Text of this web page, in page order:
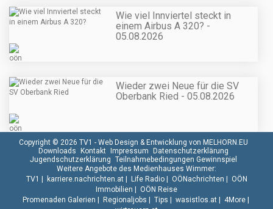
Wie viel Innviertel steckt in
einem Airbus A 320? -
05.08.2026
Wieder zwei Neue für die SV
Oberbank Ried - 05.08.2026
Copyright © 2026 TV1 - Web Design & Entwicklung von MELHORN.EU
Downloads Kontakt Impressum Datenschutzerklärung
Jugendschutzerklärung Teilnahmebedingungen Gewinnspiel
Weitere Angebote des Medienhauses Wimmer:
TV1 | karriere.nachrichten.at| Life Radio| OÖNachrichten | OÖN
Immobilien | OÖN Reise
Promenaden Galerien | Regionaljobs | Tips | wasistlos.at| 4More|